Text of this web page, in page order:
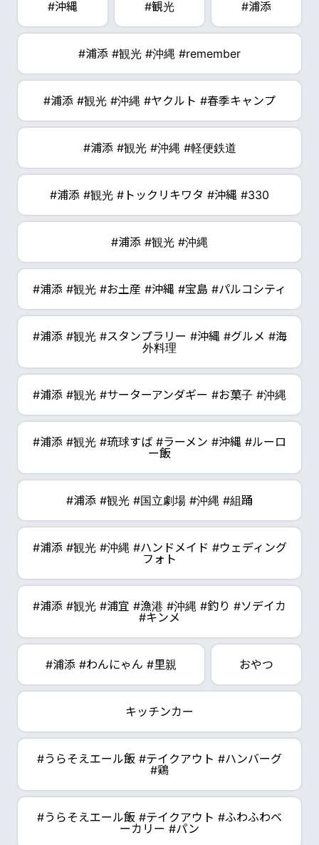
#沖縄 #観光 #浦添
#浦添 #観光 #沖縄 #remember
#浦添 #観光 #沖縄 #ヤクルト #春季キャンプ
#浦添 #観光 #沖縄 #軽便鉄道
#浦添 #観光 #トックリキワタ #沖縄 #330
#浦添 #観光 #沖縄
#浦添 #観光 #お土産 #沖縄 #宝島 #パルコシティ
#浦添 #観光 #スタンプラリー #沖縄 #グルメ #海
外料理
#浦添 #観光 #サーターアンダギー #お菓子 #沖縄
#浦添 #観光 #琉球すば #ラーメン #沖縄 #ルーロ
ー飯
#浦添 #観光 #国立劇場 #沖縄 #組踊
#浦添 #観光 #沖縄 #ハンドメイド #ウェディング
フォト
#浦添 #観光 #浦宜 #漁港 #沖縄 #釣り #ソデイカ
#キンメ
#浦添 #わんにゃん #里親 おやつ
キッチンカー
#うらそえエール飯 #テイクアウト #ハンバーグ
#鶏
#うらそえエール飯 #テイクアウト #ふわふわベ
ーカリー #パン